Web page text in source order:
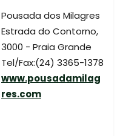
Pousada dos Milagres
Estrada do Contorno,
3000 - Praia Grande
Tel/Fax:(24) 3365-1378
www.pousadamilag
res.com